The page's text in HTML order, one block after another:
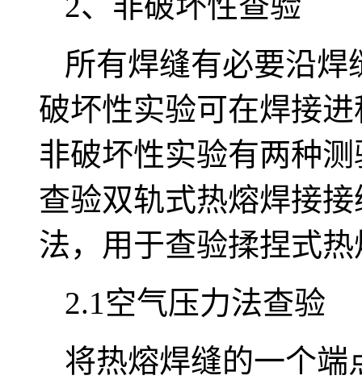
所有焊缝有必要沿
破坏性实验可在焊接
非破坏性实验有两种
查验双轨式热熔焊接
法，用于查验揉捏式
2.1空气压力法查验
将热熔焊缝的一个端